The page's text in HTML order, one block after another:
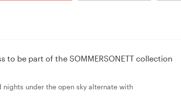
to be part of the SOMMERSONETT collection
under the open sky alternate with